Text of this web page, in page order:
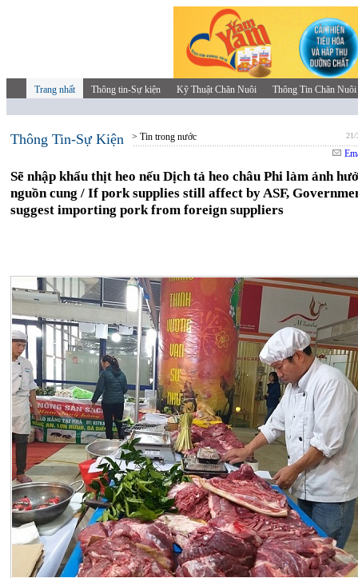
Trang nhất Thông tin-Sự kiện Kỹ Thuật Chăn Nuôi Thông Tin Chăn Nuôi
Thông Tin-Sự Kiện > Tin trong nước 21/
Sẽ nhập khẩu thịt heo nếu Dịch tả heo châu Phi làm ảnh
nguồn cung / If pork supplies still affect by ASF,
suggest importing pork from foreign suppliers